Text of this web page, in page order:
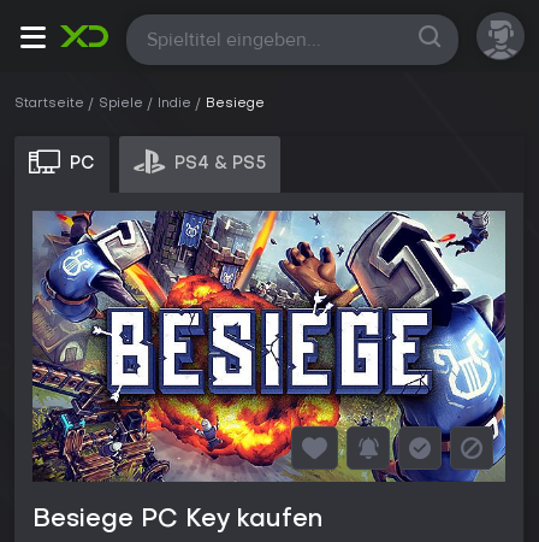
Alle
Startseite Spiele Indie Besiege
PC PS4 & PS5
Besiege PC Key kaufen